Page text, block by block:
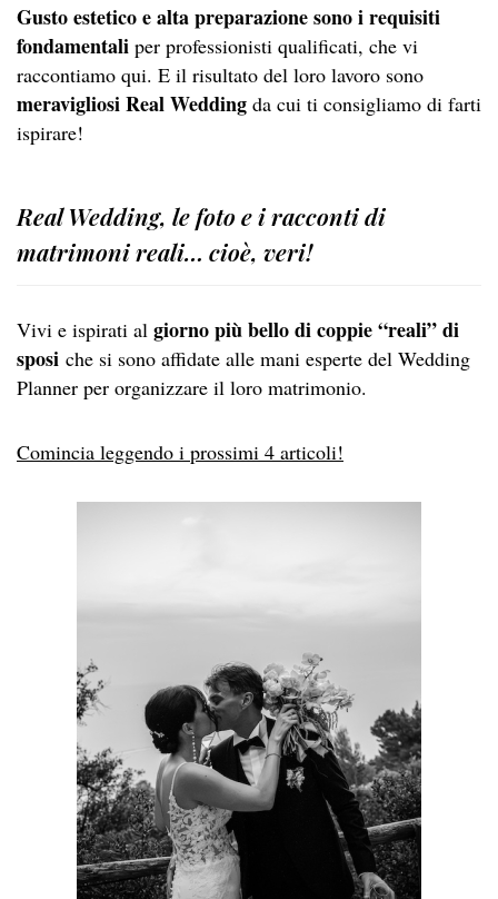
Gusto estetico e alta preparazione sono i requisiti
fondamentali per professionisti qualificati, che vi
raccontiamo qui. E il risultato del loro lavoro sono
meravigliosi Real Wedding da cui ti consigliamo di farti
ispirare!
Real Wedding, le foto e i racconti di
matrimoni reali… cioè, veri!
Vivi e ispirati al giorno più bello di coppie “reali” di
sposi che si sono affidate alle mani esperte del Wedding
Planner per organizzare il loro matrimonio.
Comincia leggendo i prossimi 4 articoli!